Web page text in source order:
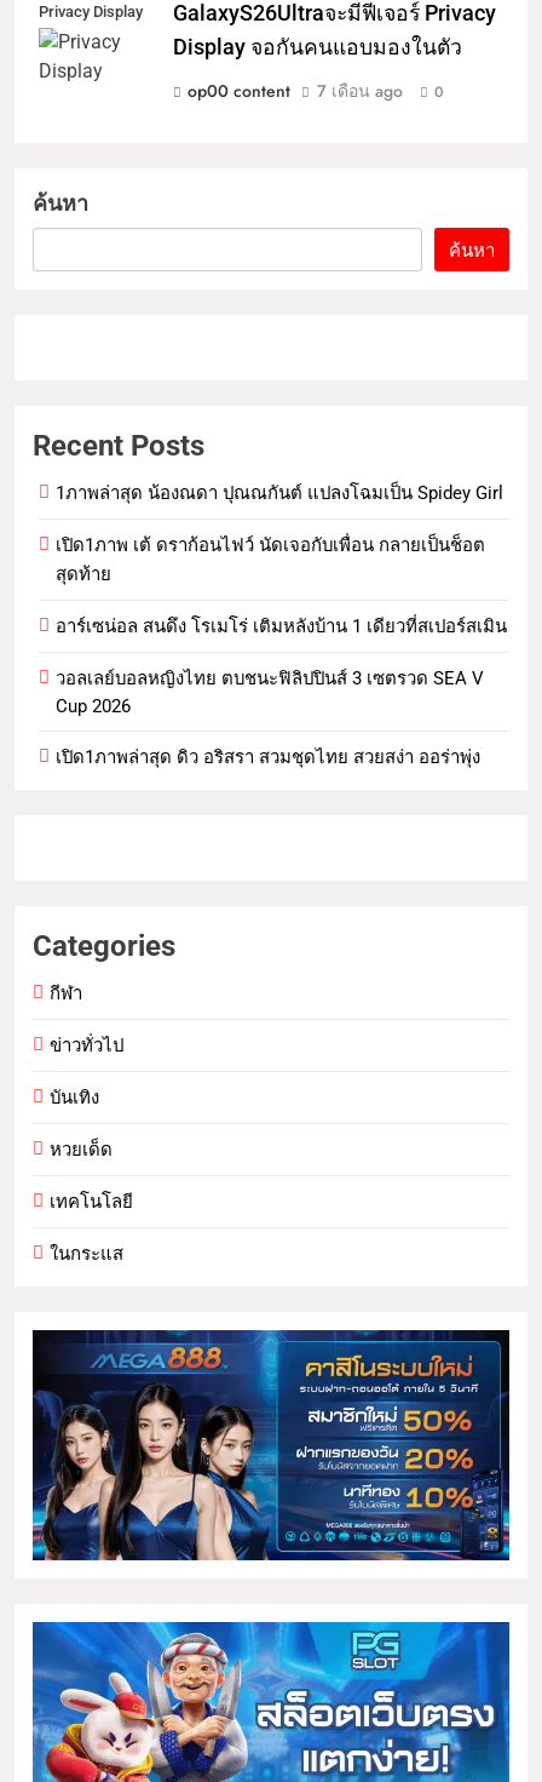
Privacy Display
GalaxyS26Ultraจะมีฟีเจอร์ Privacy
Display จอกันคนแอบมองในตัว
op00 content
7 เดือน ago 0
ค้นหา
ค้นหา
Recent Posts
1ภาพล่าสุด น้องณดา ปุณณกันต์ แปลงโฉมเป็น Spidey Girl
เปิด1ภาพ เต้ ดราก้อนไฟว์ นัดเจอกับเพื่อน กลายเป็นช็อต
สุดท้าย
อาร์เซน่อล สนดึง โรเมโร่ เติมหลังบ้าน 1 เดียวที่สเปอร์สเมิน
วอลเลย์บอลหญิงไทย ตบชนะฟิลิปปินส์ 3 เซตรวด SEA V
Cup 2026
เปิด1ภาพล่าสุด ดิว อริสรา สวมชุดไทย สวยสง่า ออร่าพุ่ง
Categories
กีฬา
ข่าวทั่วไป
บันเทิง
หวยเด็ด
เทคโนโลยี
ในกระแส